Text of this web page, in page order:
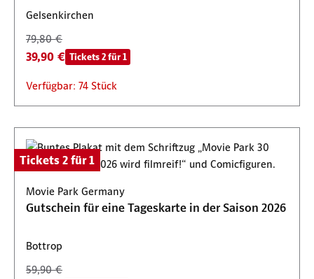
Gelsenkirchen
79,80 €
39,90 € Tickets 2 für 1
Verfügbar: 74 Stück
Tickets 2 für 1
Movie Park Germany
Gutschein für eine Tageskarte in der Saison 2026
Bottrop
59,90 €